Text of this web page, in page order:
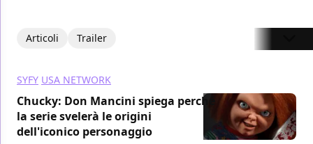
Articoli Trailer
SYFY USA NETWORK
Chucky: Don Mancini spiega perché
la serie svelerà le origini
dell'iconico personaggio